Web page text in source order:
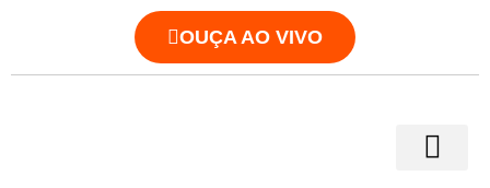
OUÇA AO VIVO